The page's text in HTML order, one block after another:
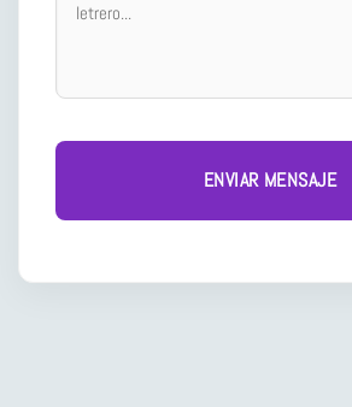
ENVIAR MENSAJE